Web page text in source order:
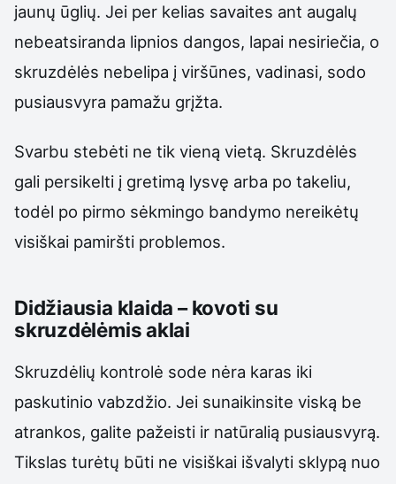
jaunų ūglių. Jei per kelias savaites ant augalų
nebeatsiranda lipnios dangos, lapai nesiriečia, o
skruzdėlės nebelipa į viršūnes, vadinasi, sodo
pusiausvyra pamažu grįžta.
Svarbu stebėti ne tik vieną vietą. Skruzdėlės
gali persikelti į gretimą lysvę arba po takeliu,
todėl po pirmo sėkmingo bandymo nereikėtų
visiškai pamiršti problemos.
Didžiausia klaida – kovoti su
skruzdėlėmis aklai
Skruzdėlių kontrolė sode nėra karas iki
paskutinio vabzdžio. Jei sunaikinsite viską be
atrankos, galite pažeisti ir natūralią pusiausvyrą.
Tikslas turėtų būti ne visiškai išvalyti sklypą nuo